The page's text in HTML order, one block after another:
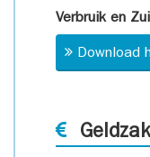
Verbruik en
Download